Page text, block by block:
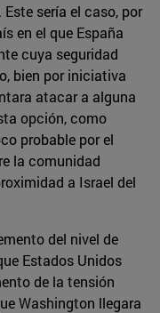
sería el caso, por
en el que España
cuya seguridad
bien por iniciativa
atacar a alguna
opción, como
probable por el
la comunidad
a Israel del
del nivel de
Estados Unidos
de la tensión
Washington llegara